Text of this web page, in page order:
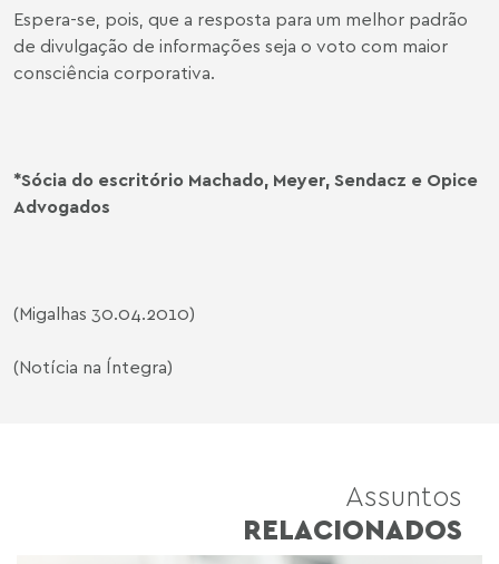
Espera-se, pois, que a resposta para um melhor padrão
de divulgação de informações seja o voto com maior
consciência corporativa.
*Sócia do escritório Machado, Meyer, Sendacz e Opice
Advogados
(Migalhas 30.04.2010)
(Notícia na Íntegra)
Assuntos
RELACIONADOS